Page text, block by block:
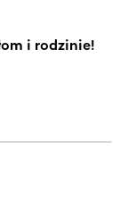
i rodzinie!